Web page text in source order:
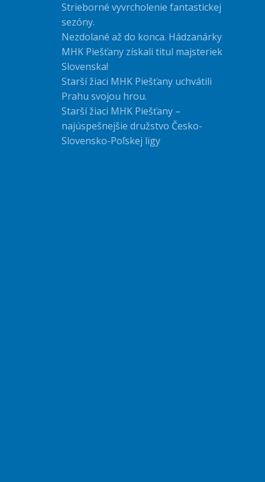
Strieborné vyvrcholenie fantastickej
sezóny.
Nezdolané až do konca. Hádzanárky
MHK Piešťany získali titul majsteriek
Slovenska!
Starší žiaci MHK Piešťany uchvátili
Prahu svojou hrou.
Starší žiaci MHK Piešťany –
najúspešnejšie družstvo Česko-
Slovensko-Poľskej ligy